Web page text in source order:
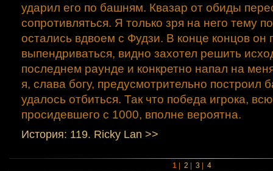
ударил его по башням. Квазар от обиды
сопротивляться. Я только зря на него тему
остались вдвоем с Фудзи. В конце концов он
выпендриваться, видно захотел решить
последнем раунде и конкретно напал на
я, слава богу, предусмотрительно построил
удалось отбиться. Так что победа игрока,
просидевшего с 1000, вполне вероятна.
История: 119. Ricky Lаn >>
1 2 3 4